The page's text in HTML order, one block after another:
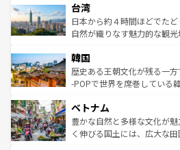
ならではの贅沢な旅のスタイルだ。 なお、新着
情報はコンテンツ一覧を参照
れるおもてなしの心で訪れる
人々、おいしいローカルフ
ク、伝統的なフラダンスな
ワイを、存分に味わってほしい。 なお、新着のハワ
はコンテンツ一覧を参照し
リアリーフや大陸中央部にそ
ク）、タスマニアの美しい
ど、見どころがたくさん。
いる。アクティビティも充実
ビング、ハイキングなど、
い。オーストラリアの多彩
参照してほしい。
台湾
日本から約４時間ほどでた
自然が織りなす魅力的な観
ン）、静ひつな山岳地帯であ
と山間の静けさが共存して
驚きをもたらしてくれる。
容にもいいと評判のスイーツ
が味わえる。 なお、新
照してほしい。
韓国
歴史ある王朝文化が残る一
-POPで世界を席巻している
き、地方に足を延ばせば四季
できる。そして、キムチや
まで、さまざまな韓国料理
ベトナム
豊かな自然と多様な文化が
く伸びる国土には、広大な